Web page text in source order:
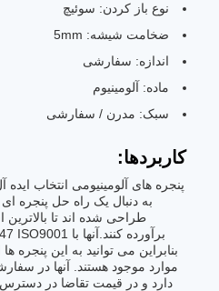
نوع باز کردن: سوئیچ
ضخامت شیشه: 5mm
اندازه: سفارشی
ماده: آلومینیوم
سبک: مدرن / سفارشی
کاربردها:
پنجره های آلومینیومی انتخاب
به دنبال یک راه حل پنجره ای
طراحی شده اند تا بالاترین
بنابراین می توانید به این پنجره
دارد و در قیمت تقاضا در دسترس